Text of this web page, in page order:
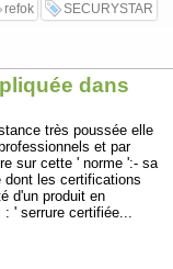
refok
SECURYSTAR
dans
très poussée elle
et par
sur cette ' norme ':- sa
les certifications
d'un produit en
' serrure certifiée...